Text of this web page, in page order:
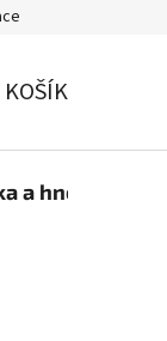
a hnojiva